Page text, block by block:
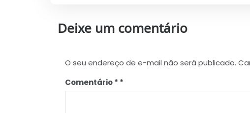
Deixe um comentário
O seu endereço de e-mail não será publicado.
Comentário*